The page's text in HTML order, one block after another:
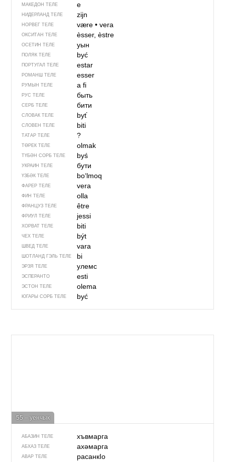
МАКЕДОН ТЕЛЕ е
НИДЕРЛАНД ТЕЛЕ zijn
НОРВЕГ ТЕЛЕ være• vera
ОКСИТАН ТЕЛЕ èsser, èstre
ОСЕТИН ТЕЛЕ уын
ПОЛЯК ТЕЛЕ być
ПОРТУГАЛ ТЕЛЕ estar
РОМАНШ ТЕЛЕ esser
РУМЫН ТЕЛЕ a fi
РУС ТЕЛЕ быть
СЕРБ ТЕЛЕ бити
СЛОВАК ТЕЛЕ byť
СЛОВЕН ТЕЛЕ biti
ТАТАР ТЕЛЕ ?
ТӨРЕК ТЕЛЕ olmak
ТҮБӘН СОРБ ТЕЛЕ byś
УКРАИН ТЕЛЕ бути
ҮЗБӘК ТЕЛЕ bo‘lmоq
ФАРЕР ТЕЛЕ vera
ФИН ТЕЛЕ olla
ФРАНЦУЗ ТЕЛЕ être
ФРИУЛ ТЕЛЕ jessi
ХОРВАТ ТЕЛЕ biti
ЧЕХ ТЕЛЕ být
ШВЕД ТЕЛЕ vara
ШОТЛАНД ГЭЛЬ ТЕЛЕ bi
ЭРЗЯ ТЕЛЕ улемс
ЭСПЕРАНТО esti
ЭСТОН ТЕЛЕ olema
ЮГАРЫ СОРБ ТЕЛЕ być
55 – уенчык
АБАЗИН ТЕЛЕ хъвмарга
АБХАЗ ТЕЛЕ ахәмарга
АВАР ТЕЛЕ расанкIо